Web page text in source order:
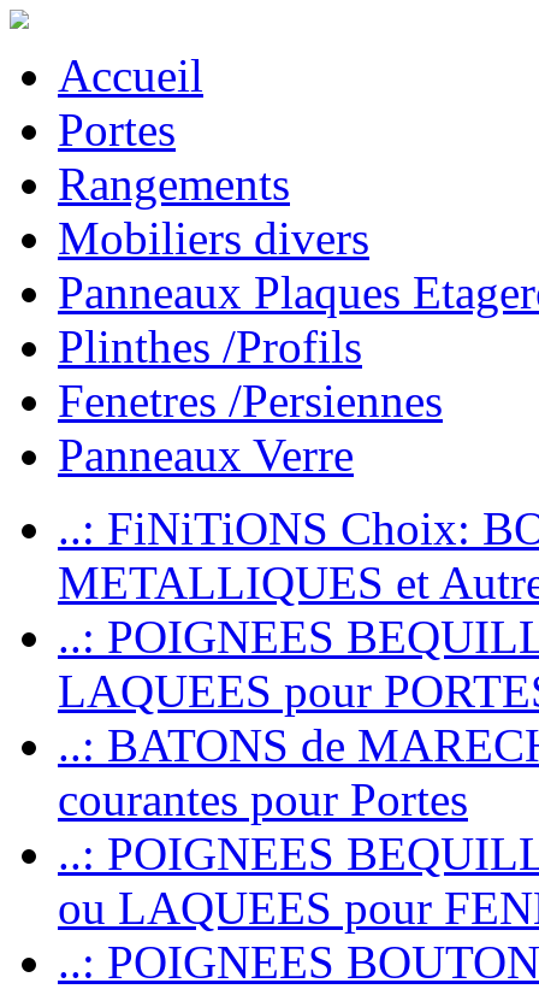
Accueil
Portes
Rangements
Mobiliers divers
Panneaux Plaques
Plinthes /Profils
Fenetres /Persiennes
Panneaux Verre
..: FiNiTiONS Choix:
METALLIQUES et
..: POIGNEES
LAQUEES pour
..: BATONS de
courantes pour Portes
..: POIGNEES
ou LAQUEES pour
..: POIGNEES